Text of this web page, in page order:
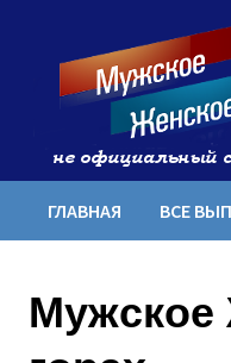
содержимому
ГЛАВНАЯ ВСЕ
Мужское